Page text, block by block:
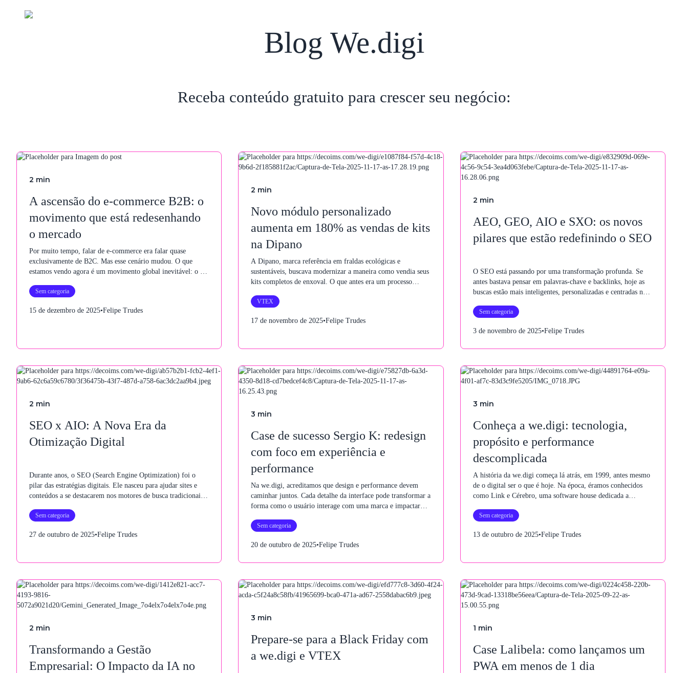
Blog We.digi
Receba conteúdo gratuito para crescer seu negócio:
2 min
A ascensão do e-commerce B2B: o
movimento que está redesenhando
o mercado
Por muito tempo, falar de e-commerce era falar quase
exclusivamente de B2C. Mas esse cenário mudou. O que
estamos vendo agora é um movimento global inevitável: o e-
Sem categoria
15 de dezembro de 2025•Felipe Trudes
2 min
Novo módulo personalizado
aumenta em 180% as vendas de kits
na Dipano
A Dipano, marca referência em fraldas ecológicas e
sustentáveis, buscava modernizar a maneira como vendia seus
kits completos de enxoval. O que antes era um processo
digital fluida, intuitiva e totalmente integrada graças a um
VTEX
17 de novembro de 2025•Felipe Trudes
2 min
AEO, GEO, AIO e SXO: os novos
pilares que estão redefinindo o SEO
O SEO está passando por uma transformação profunda. Se
antes bastava pensar em palavras-chave e backlinks, hoje as
buscas estão mais inteligentes, personalizadas e centradas na
siglas, AEO, GEO, AIO e SXO, que representam diferentes
SEO se expandiu muito além do Google.
Sem categoria
3 de novembro de 2025•Felipe Trudes
2 min
SEO x AIO: A Nova Era da
Otimização Digital
Durante anos, o SEO (Search Engine Optimization) foi o
pilar das estratégias digitais. Ele nasceu para ajudar sites e
conteúdos a se destacarem nos motores de busca tradicionais,
Sem categoria
27 de outubro de 2025•Felipe Trudes
3 min
Case de sucesso Sergio K: redesign
com foco em experiência e
performance
Na we.digi, acreditamos que design e performance devem
caminhar juntos. Cada detalhe da interface pode transformar a
forma como o usuário interage com uma marca e impactar
Sem categoria
20 de outubro de 2025•Felipe Trudes
3 min
Conheça a we.digi: tecnologia,
propósito e performance
descomplicada
A história da we.digi começa lá atrás, em 1999, antes mesmo
de o digital ser o que é hoje. Na época, éramos conhecidos
como Link e Cérebro, uma software house dedicada a
gestão. Desde o início, nosso foco era claro: criar valor para
Sem categoria
13 de outubro de 2025•Felipe Trudes
2 min
Transformando a Gestão
Empresarial: O Impacto da IA no
3 min
Prepare-se para a Black Friday com
a we.digi e VTEX
1 min
Case Lalibela: como lançamos um
PWA em menos de 1 dia